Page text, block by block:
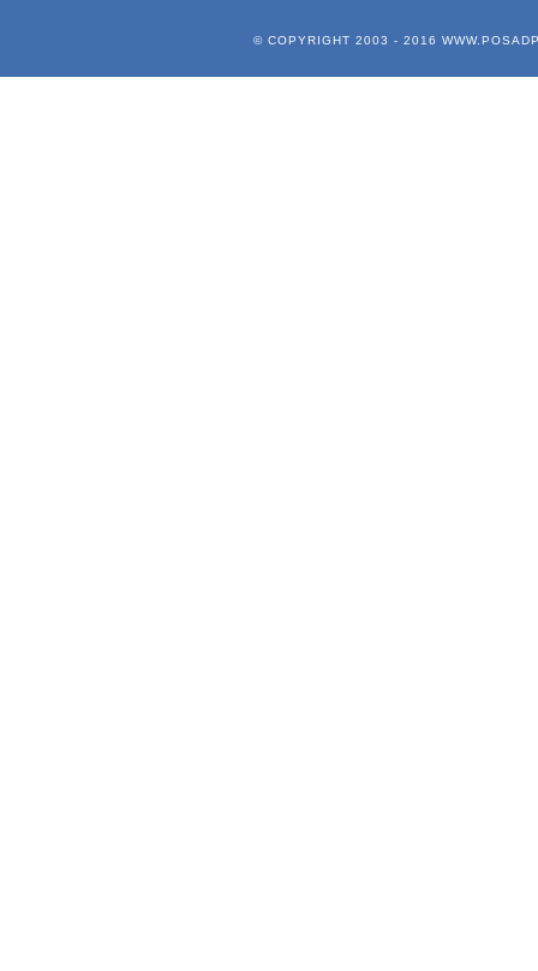
© COPYRIGHT 2003 - 2016